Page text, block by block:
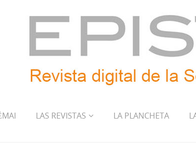
LAS REVISTAS LA PLANCHETA